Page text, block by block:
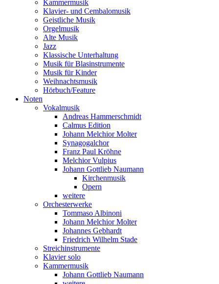
Kammermusik
Klavier- und Cembalomusik
Geistliche Musik
Orgelmusik
Alte Musik
Jazz
Klassische Unterhaltung
Musik für Blasinstrumente
Musik für Kinder
Weihnachtsmusik
Hörbuch/Feature
Noten
Vokalmusik
Andreas Hammerschmidt
Calmus Edition
Johann Melchior Molter
Synagogalchor
Franz Paul Kröhne
Melchior Vulpius
Johann Gottlieb Naumann
Kirchenmusik
Opern
weitere
Orchesterwerke
Tommaso Albinoni
Johann Melchior Molter
Johannes Gebhardt
Friedrich Wilhelm Stade
Streichinstrumente
Klavier solo
Kammermusik
Johann Gottlieb Naumann